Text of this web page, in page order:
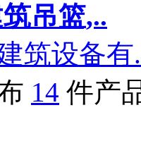
吊篮,..
筑设备有
14 件产